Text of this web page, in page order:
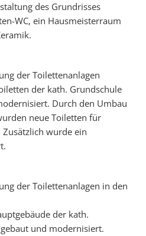
des Grundrisses
WC, ein Hausmeisterraum
der Toilettenanlagen
der kath. Grundschule
Durch den Umbau
neue Toiletten für
wurde ein
der Toilettenanlagen in den
der kath.
und modernisiert.